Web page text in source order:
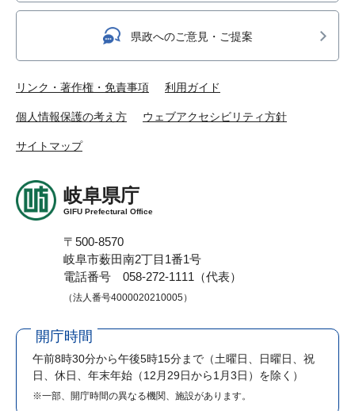
県政へのご意見・ご提案
リンク・著作権・免責事項 利用ガイド
個人情報保護の考え方 ウェブアクセシビリティ方針
サイトマップ
岐阜県庁
GIFU Prefectural Office
〒500-8570
岐阜市薮田南2丁目1番1号
電話番号 058-272-1111（代表）
（法人番号4000020210005）
開庁時間
午前8時30分から午後5時15分まで （土曜日、日曜日、祝
日、休日、年末年始（12月29日から1月3日）を除く）
※一部、開庁時間の異なる機関、施設があります。